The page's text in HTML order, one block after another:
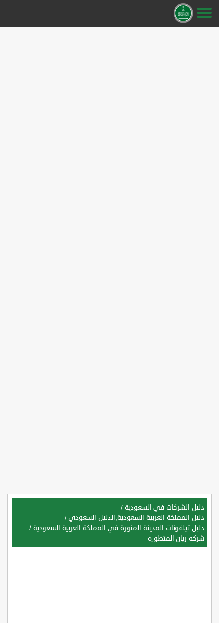
دليل الشركات في السعودية /
دليل المملكة العربية السعودية,الدليل السعودي /
دليل تيلفونات المدينة المنورة في المملكة العربية السعودية /
شركه ريان المتطوره